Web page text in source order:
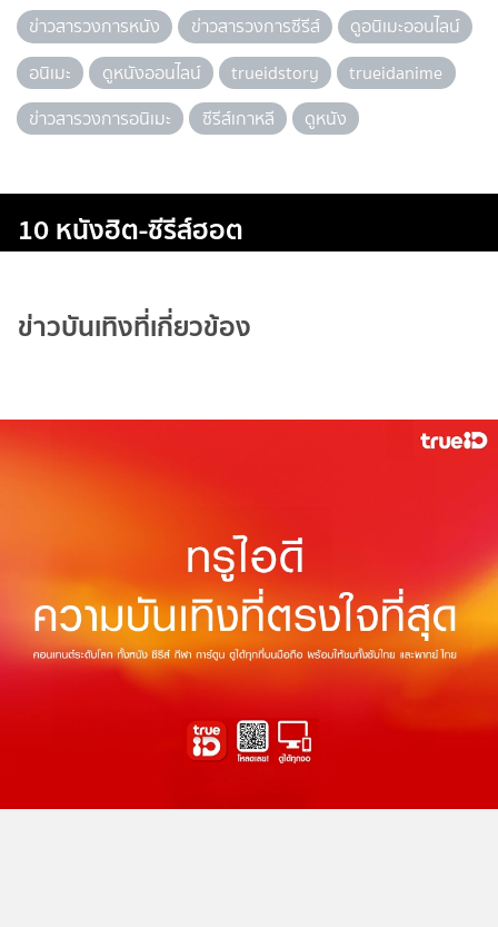
ข่าวสารวงการหนัง ข่าวสารวงการซีรีส์
ดูอนิเมะออนไลน์
อนิเมะ
ดูหนังออนไลน์ trueidstory
trueidanime
ข่าวสารวงการอนิเมะ
ซีรีส์เกาหลี ดูหนัง
10 หนังฮิต-ซีรีส์ฮอต
ข่าวบันเทิงที่เกี่ยวข้อง